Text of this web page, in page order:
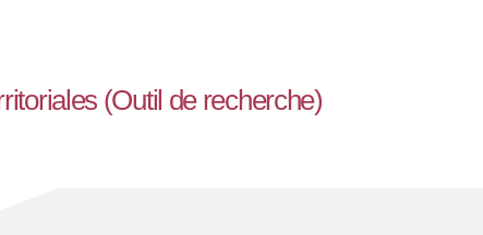
(Outil de recherche)